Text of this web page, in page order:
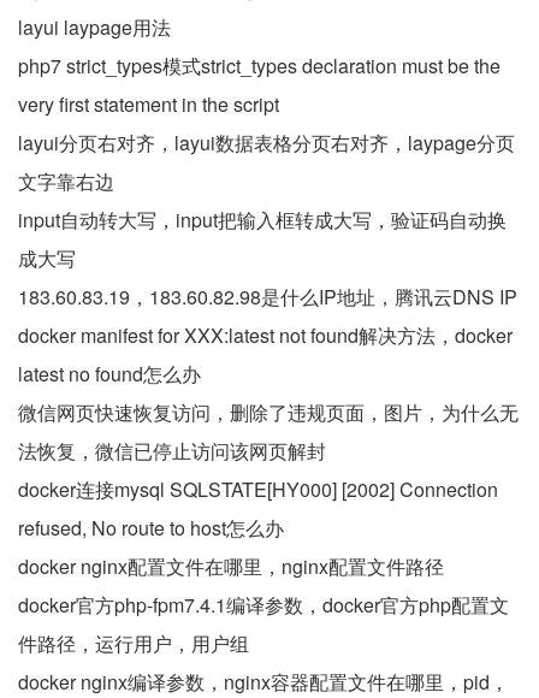
layui laypage用法
php7 strict_types模式strict_types declaration must be the
very first statement in the script
layui分页右对齐，layui数据表格分页右对齐，laypage分页
文字靠右边
input自动转大写，input把输入框转成大写，验证码自动换
成大写
183.60.83.19，183.60.82.98是什么IP地址，腾讯云DNS IP
docker manifest for XXX:latest not found解决方法，docker
latest no found怎么办
微信网页快速恢复访问，删除了违规页面，图片，为什么无
法恢复，微信已停止访问该网页解封
docker连接mysql SQLSTATE[HY000] [2002] Connection
refused, No route to host怎么办
docker nginx配置文件在哪里，nginx配置文件路径
docker官方php-fpm7.4.1编译参数，docker官方php配置文
件路径，运行用户，用户组
docker nginx编译参数，nginx容器配置文件在哪里，pid，